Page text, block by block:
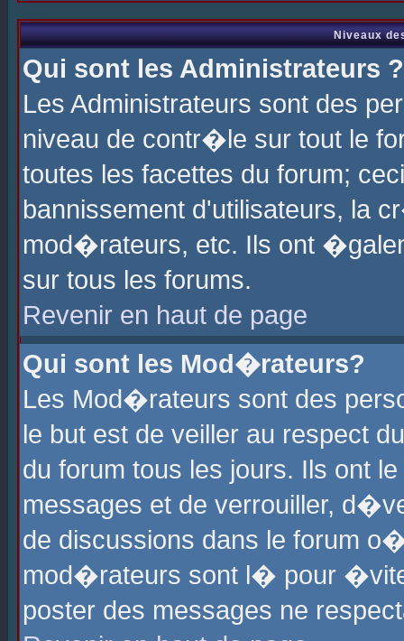
Niveaux
Qui sont les Administrateurs ?
Les Administrateurs sont des
niveau de contr�le sur tout le
toutes les facettes du forum;
bannissement d'utilisateurs, la
mod�rateurs, etc. Ils ont
sur tous les forums.
Revenir en haut de page
Qui sont les Mod�rateurs?
Les Mod�rateurs sont des
le but est de veiller au respect
du forum tous les jours. Ils ont
messages et de verrouiller,
de discussions dans le forum
mod�rateurs sont l� pour
poster des messages ne